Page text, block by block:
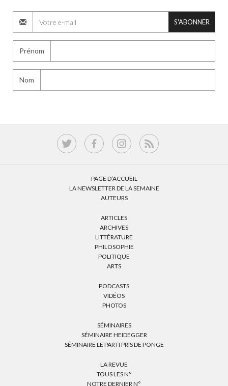
S'ABONNER
Prénom
Nom
PAGE D’ACCUEIL
LA NEWSLETTER DE LA SEMAINE
AUTEURS
ARTICLES
ARCHIVES
LITTÉRATURE
PHILOSOPHIE
POLITIQUE
ARTS
PODCASTS
VIDÉOS
PHOTOS
SÉMINAIRES
SÉMINAIRE HEIDEGGER
SÉMINAIRE LE PARTI PRIS DE PONGE
LA REVUE
TOUS LES N°
NOTRE DERNIER N°